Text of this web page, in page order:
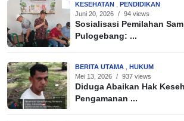
KESEHATAN
PENDIDIKAN
Juni 20, 2026 / 94 views
Sosialisasi Pemilahan
Pulogebang: ...
BERITA UTAMA
HUKUM
Mei 13, 2026 / 937 views
Diduga Abaikan Hak
Pengamanan ...